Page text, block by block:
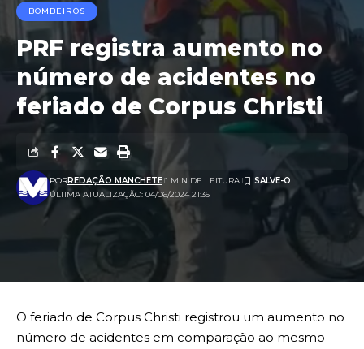
BOMBEIROS
PRF registra aumento no
número de acidentes no
feriado de Corpus Christi
ÚLTIMA ATUALIZAÇÃO: 04/06/2024 21:35
PORREDAÇÃO MANCHETE 1 MIN DE LEITURA
O feriado de Corpus Christi registrou um aumento no
número de acidentes em comparação ao mesmo